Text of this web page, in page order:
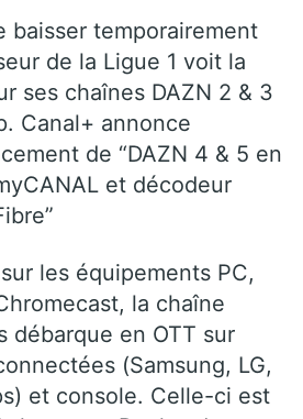
baisser temporairement
de la Ligue 1 voit la
ses chaînes DAZN 2 & 3
Canal+ annonce
de “DAZN 4 & 5 en
et décodeur
les équipements PC,
la chaîne
débarque en OTT sur
(Samsung, LG,
et console. Celle-ci est